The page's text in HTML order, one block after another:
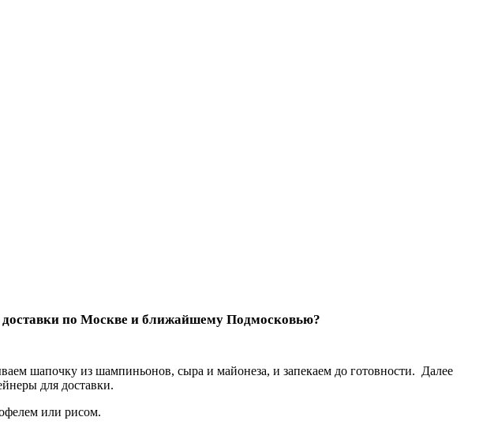
по Москве и ближайшему Подмосковью?
шапочку из шампиньонов, сыра и майонеза, и запекаем до готовности. Далее
для доставки.
или рисом.